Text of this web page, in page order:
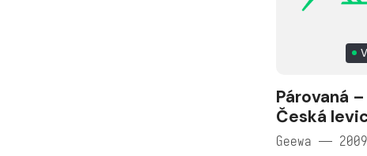
Párovaná –
Česká
Geewa — 2009